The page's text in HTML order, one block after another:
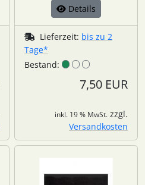
Details
Lieferzeit: bis zu 2
Tage*
Bestand:
7,50 EUR
inkl. 19 % MwSt. zzgl.
Versandkosten